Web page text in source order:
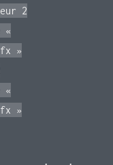
2
«
»
«
»